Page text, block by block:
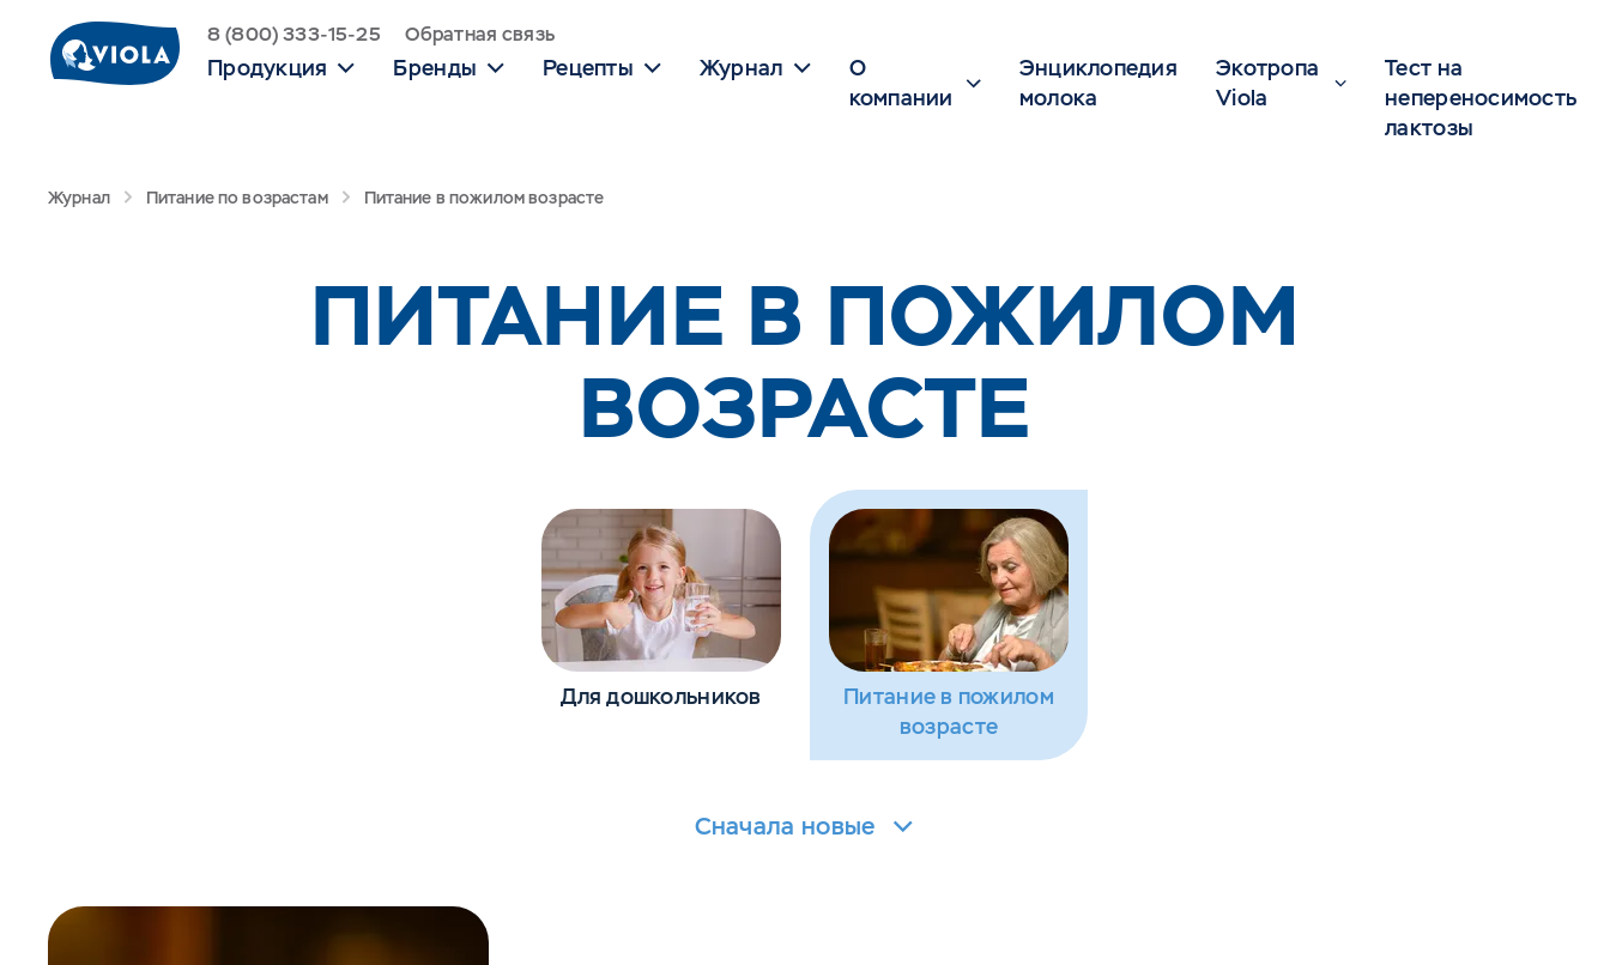
8 (800) 333-15-25 Обратная связь
Продукция Бренды Рецепты Журнал
О
компании
Энциклопедия
молока
Экотропа
Viola
Тест на
непереносимость
лактозы
Журнал Питание по возрастам Питание в пожилом возрасте
ПИТАНИЕ В ПОЖИЛОМ
ВОЗРАСТЕ
Для дошкольников
Питание в пожилом
возрасте
Сначала новые